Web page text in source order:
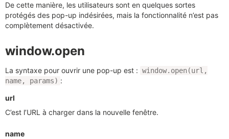
De cette manière, les utilisateurs sont en quelques sortes
protégés des pop-up indésirées, mais la fonctionnalité n’est pas
complètement désactivée.
window.open
La syntaxe pour ouvrir une pop-up est : window.open(url,
name, params) :
url
C’est l’URL à charger dans la nouvelle fenêtre.
name